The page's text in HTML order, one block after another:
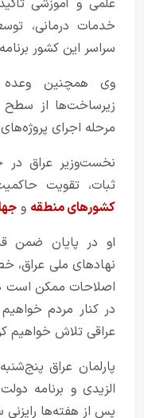
علمی و آموزشی
خدمات درمانی،
سراسر این کشور
وی همچنین وعده
زیرساخت‌ها از سطح
مرحله اجرای
نخست‌وزیر عراق در
ثبات، تقویت
کشورهای منطقه و
او در پایان ضمن
نهادهای ملی عراق،
اصلاحات ممکن است
در کنار مردم
عراقی تلاش خواهیم
پارلمان عراق
الزیدی و برنامه
پس از هفته‌ها رایزنی